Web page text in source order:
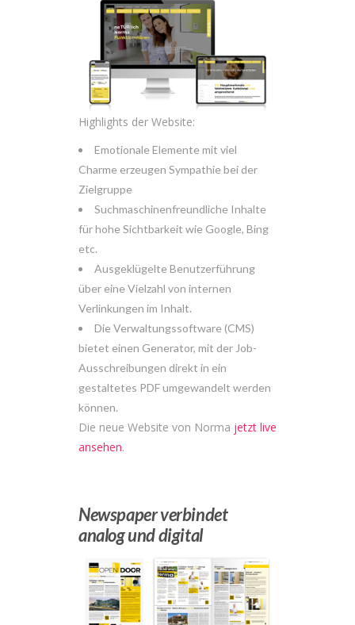
Highlights der Website:
Emotionale Elemente mit viel
Charme erzeugen Sympathie bei der
Zielgruppe
Suchmaschinenfreundliche Inhalte
für hohe Sichtbarkeit wie Google, Bing
etc.
Ausgeklügelte Benutzerführung
über eine Vielzahl von internen
Verlinkungen im Inhalt.
Die Verwaltungssoftware (CMS)
bietet einen Generator, mit der Job-
Ausschreibungen direkt in ein
gestaltetes PDF umgewandelt werden
können.
Die neue Website von Norma jetzt live
ansehen.
Newspaper verbindet
analog und digital